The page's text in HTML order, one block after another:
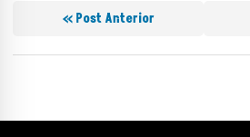
« Post Anterior